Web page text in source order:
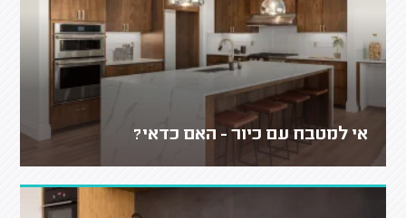
אי למטבח עם כיור - האם כדאי?